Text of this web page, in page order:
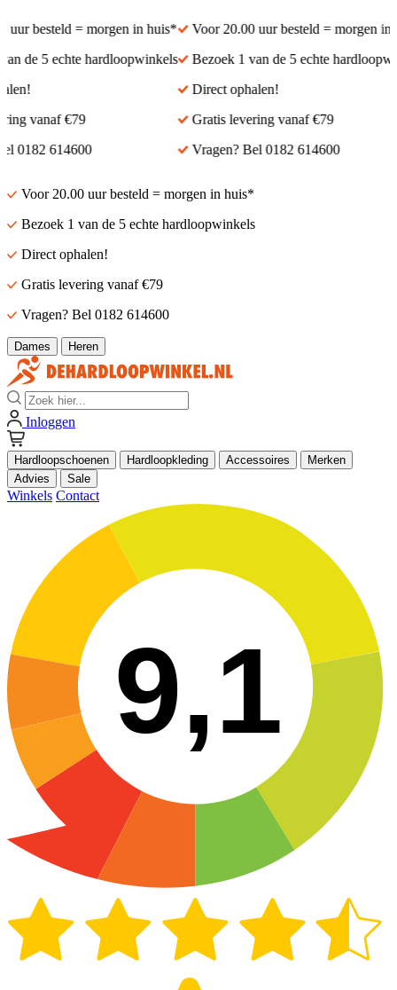
besteld = morgen in huis*
de 5 echte hardloopwinkels
vanaf €79
0182 614600
Voor 20.00 uur besteld = morgen in
Bezoek 1 van de 5 echte
Direct ophalen!
Gratis levering vanaf €79
Vragen? Bel 0182 614600
Voor 20.00 uur besteld = morgen in huis*
Bezoek 1 van de 5 echte hardloopwinkels
Direct ophalen!
Gratis levering vanaf €79
Vragen? Bel 0182 614600
Dames Heren
Zoek
Inloggen
Hardloopschoenen Hardloopkleding Accessoires
Merken
Advies
Sale
Winkels Contact
9,1